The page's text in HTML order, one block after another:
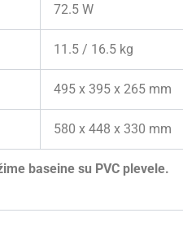
72.5 W
11.5 / 16.5 kg
495 x 395 x 265 mm
580 x 448 x 330 mm
baseine su PVC plevele.